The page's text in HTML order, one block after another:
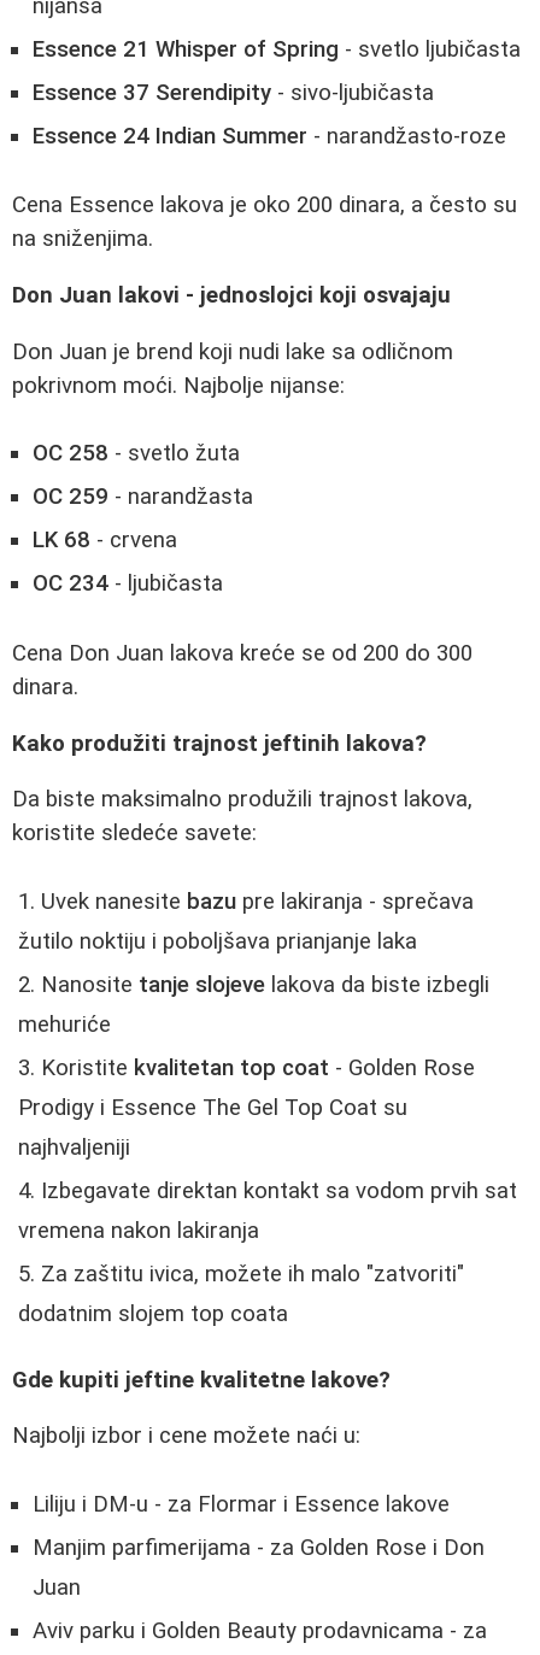
nijansa
Essence 21 Whisper of Spring - svetlo ljubičasta
Essence 37 Serendipity - sivo-ljubičasta
Essence 24 Indian Summer - narandžasto-roze
Cena Essence lakova je oko 200 dinara, a često su
na sniženjima.
Don Juan lakovi - jednoslojci koji osvajaju
Don Juan je brend koji nudi lake sa odličnom
pokrivnom moći. Najbolje nijanse:
OC 258 - svetlo žuta
OC 259 - narandžasta
LK 68 - crvena
OC 234 - ljubičasta
Cena Don Juan lakova kreće se od 200 do 300
dinara.
Kako produžiti trajnost jeftinih lakova?
Da biste maksimalno produžili trajnost lakova,
koristite sledeće savete:
Uvek nanesite bazu pre lakiranja - sprečava
žutilo noktiju i poboljšava prianjanje laka
Nanosite tanje slojeve lakova da biste izbegli
mehuriće
Koristite kvalitetan top coat - Golden Rose
Prodigy i Essence The Gel Top Coat su
najhvaljeniji
Izbegavate direktan kontakt sa vodom prvih sat
vremena nakon lakiranja
Za zaštitu ivica, možete ih malo "zatvoriti"
dodatnim slojem top coata
Gde kupiti jeftine kvalitetne lakove?
Najbolji izbor i cene možete naći u:
Liliju i DM-u - za Flormar i Essence lakove
Manjim parfimerijama - za Golden Rose i Don
Juan
Aviv parku i Golden Beauty prodavnicama - za